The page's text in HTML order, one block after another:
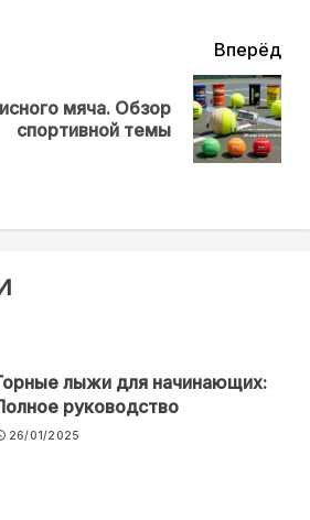
Вперёд
мяча. Обзор
спортивной темы
лыжи для начинающих:
руководство
26/01/2025